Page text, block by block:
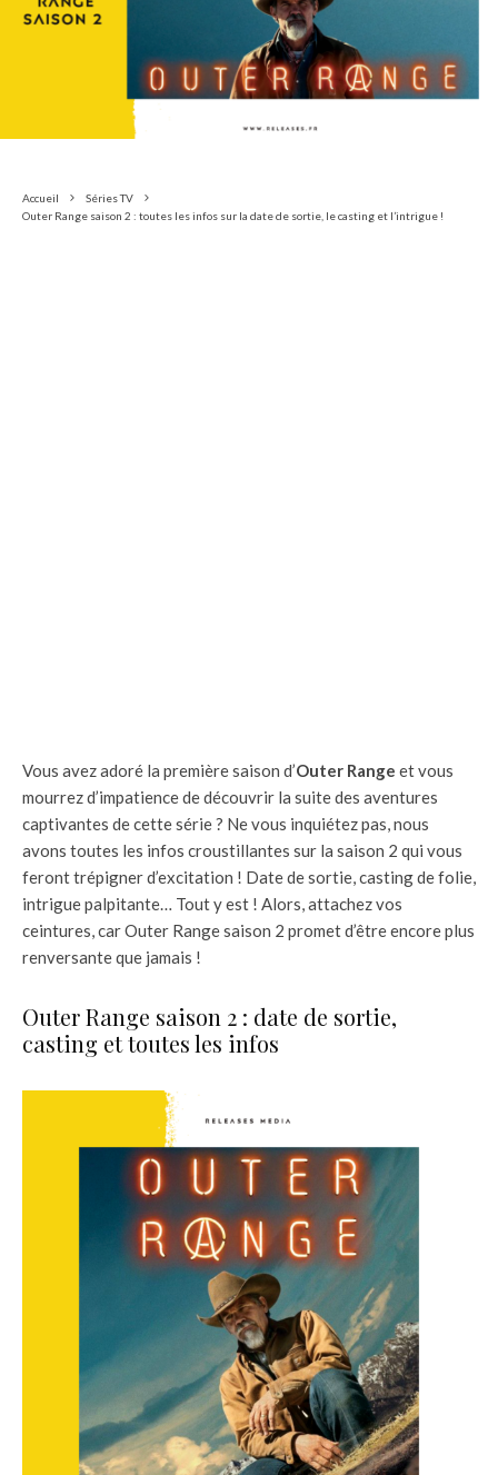
Accueil
Séries TV
Outer Range saison 2 : toutes les infos sur la date de sortie, le casting et l’intrigue !
Vous avez adoré la première saison d’Outer Range et vous
mourrez d’impatience de découvrir la suite des aventures
captivantes de cette série ? Ne vous inquiétez pas, nous
avons toutes les infos croustillantes sur la saison 2 qui vous
feront trépigner d’excitation ! Date de sortie, casting de folie,
intrigue palpitante… Tout y est ! Alors, attachez vos
ceintures, car Outer Range saison 2 promet d’être encore plus
renversante que jamais !
Outer Range saison 2 : date de sortie,
casting et toutes les infos